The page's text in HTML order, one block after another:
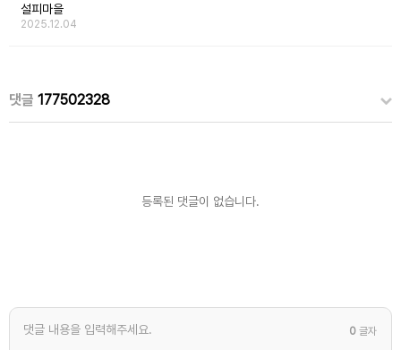
설피마을
2025.12.04
댓글 177502328
등록된 댓글이 없습니다.
0 글자